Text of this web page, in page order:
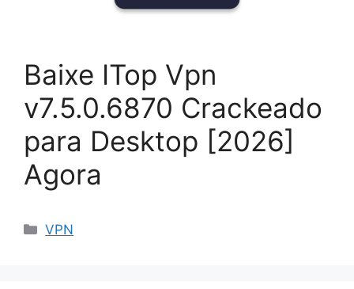
Baixe ITop Vpn
v7.5.0.6870 Crackeado
para Desktop [2026]
Agora
Categorias
VPN